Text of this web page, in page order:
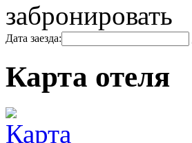
забронировать
Дата заезда:
Карта отеля